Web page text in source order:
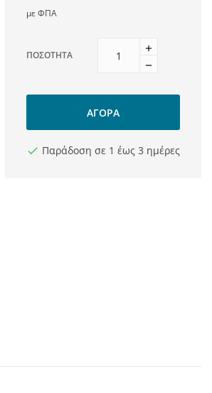
με ΦΠΑ
ΠΟΣΌΤΗΤΑ
ΑΓΟΡΆ
Παράδοση σε 1 έως 3 ημέρες